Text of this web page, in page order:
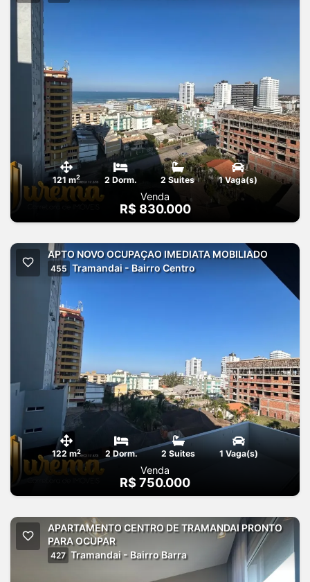
121 m2 2 Dorm. 2 Suites 1 Vaga(s)
Venda
R$ 830.000
APTO NOVO OCUPAÇAO IMEDIATA MOBILIADO
455 Tramandai - Bairro Centro
122 m2 2 Dorm. 2 Suites 1 Vaga(s)
Venda
R$ 750.000
APARTAMENTO CENTRO DE TRAMANDAI PRONTO
PARA OCUPAR
427 Tramandai - Bairro Barra